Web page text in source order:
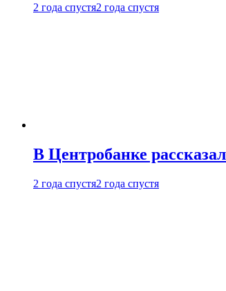
2 года спустя2 года спустя
В Центробанке
2 года спустя2 года спустя